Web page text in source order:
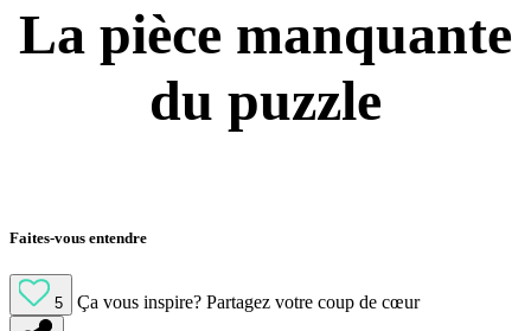
La pièce manquante
du puzzle
Faites-vous entendre
5 Ça vous inspire? Partagez votre coup de cœur